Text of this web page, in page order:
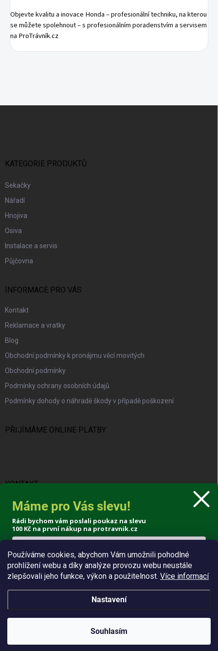
Používáme cookies, abychom Vám umožnili pohodlné
prohlížení webu a díky analýze provozu webu neustále
zlepšovali jeho funkce, výkon a použitelnost. Více informací
Nastavení
Souhlasím
Objevte kvalitu a inovace Honda – profesionální techniku, na kterou
se můžete spolehnout – s profesionálním poradenstvím a servisem
na ProTrávník.cz
KATEGORIE PRODUKTŮ
Sekačky
Nářadí
Hnojiva
Osiva
Instalace a servis
Půjčovna
INFORMACE PRO VÁS
Kontakt
Reklamace a vratky
Blog
Obchodní podmínky k pronájmu věcí movitých
Obchodní podmínky
Podmínky ochrany osobních údajů
Podmínky dohody o náhradě škody v případě poškození
PŘIJÍMÁME ONLINE PLATBY
KONTAKT
info@protravnik.cz
+420 724 308 341
ProTrávník. Všechna práva vyhrazena.
Odstoupit od smlouvy
Máme pro Vás slevu!
Rádi bychom vám poslali poukaz na slevu
100 Kč na první nákup na protravnik.cz
Poslat voucher